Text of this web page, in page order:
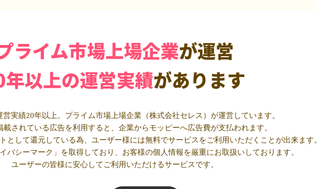
ライム市場上場企業が運営
以上の運営実績があります
実績20年以上。プライム市場上場企業（株式会社セレス）が運営しています。
載されている広告を利用すると、企業からモッピーへ広告費が支払われます。
として還元している為、ユーザー様には無料でサービスをご利用いただくことが出来ます。
バシーマーク」を取得しており、お客様の個人情報を厳重にお取扱いしております。
ユーザーの皆様に安心してご利用いただけるサービスです。